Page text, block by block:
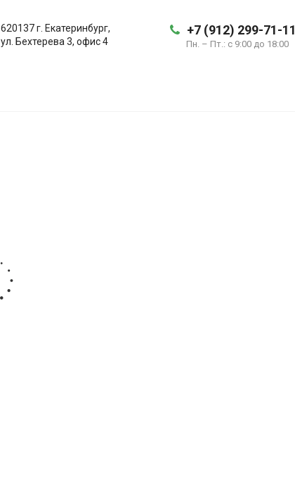
+7 (912) 299-71-11
Пн. – Пт.: с 9:00 до 18:00
620137 г. Екатеринбург,
ул. Бехтерева 3, офис 4